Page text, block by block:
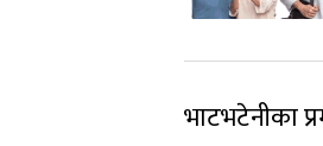
भाटभटेनीका